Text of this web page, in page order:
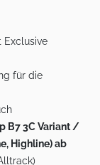
Exclusive
für die
B7 3C Variant /
Highline) ab